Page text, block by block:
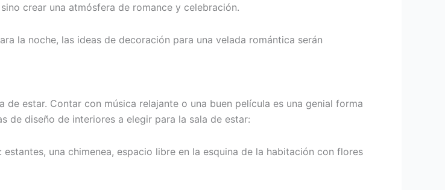
crear una atmósfera de romance y celebración.
la noche, las ideas de decoración para una velada romántica serán
estar. Contar con música relajante o una buen película es una genial forma
de diseño de interiores a elegir para la sala de estar:
una chimenea, espacio libre en la esquina de la habitación con flores